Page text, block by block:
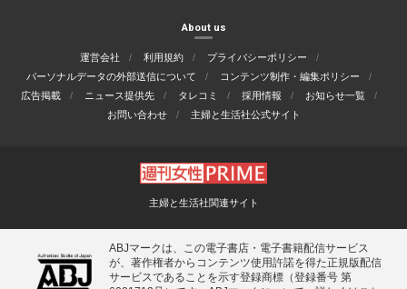
About us
運営会社 利用規約
プライバシーポリシー
パーソナルデータの外部送信について
コンテンツ制作・編集ポリシー
広告掲載
ニュース提供先 タレコミ 採用情報
お知らせ一覧
お問い合わせ
主婦と生活社公式サイト
主婦と生活社関連サイト
ABJマークは、この電子書店・電子書籍配信サービス
が、著作権者からコンテンツ使用許諾を得た正規版配信
サービスであることを示す登録商標（登録番号 第